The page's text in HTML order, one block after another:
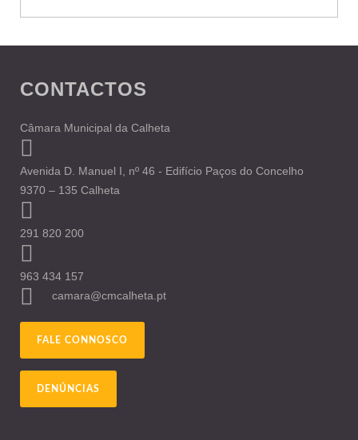
CONTACTOS
Câmara Municipal da Calheta
Avenida D. Manuel I, nº 46 - Edifício Paços do Concelho
9370 – 135 Calheta
291 820 200
963 434 157
camara@cmcalheta.pt
FALE CONNOSCO
DENÚNCIAS